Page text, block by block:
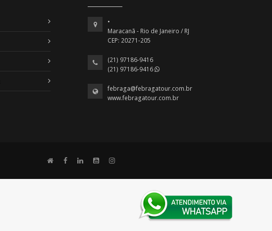
•
Maracanã - Rio de Janeiro / RJ
CEP: 20271-205
(21) 97186-9416
(21) 97186-9416
febraga@febragatour.com.br
www.febragatour.com.br